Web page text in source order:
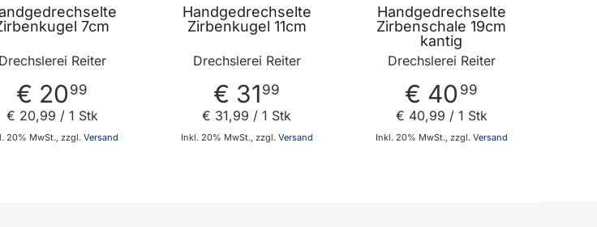
7cm
Drechslerei Reiter
€ 2099
20% MwSt., zzgl. Versand
€ 20,99 / 1 Stk
Handgedrechselte
Zirbenkugel 11cm
Drechslerei Reiter
€ 31 99
Inkl. 20% MwSt., zzgl. Versand
€ 31,99 / 1 Stk
Handgedrechselte
Zirbenschale 19cm
kantig
Drechslerei Reiter
€ 40 99
Inkl. 20% MwSt., zzgl. Versand
€ 40,99 / 1 Stk